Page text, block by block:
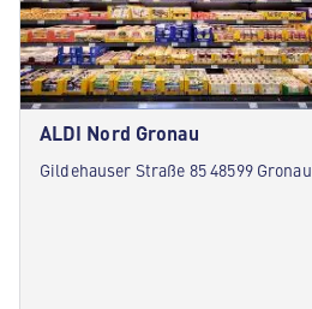
ALDI Nord Gronau
Gildehauser Straße 85 48599 Gronau